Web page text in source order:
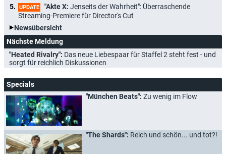
UPDATE "Akte X: Jenseits der Wahrheit": Überraschende
Streaming-Premiere für Director's Cut
Newsübersicht
Nächste Meldung
"Heated Rivalry": Das neue Liebespaar für Staffel 2 steht fest - und
sorgt für reichlich Diskussionen
Specials
"München Beats": Zu wenig im Flow
"The Shards": Reich und schön... und tot?!